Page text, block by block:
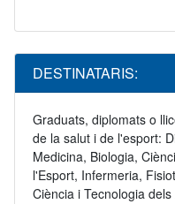
DESTINATARIS:
Graduats, diplomats o
de la salut i de l'esport:
Medicina, Biologia,
l'Esport, Infermeria,
Ciència i Tecnologia